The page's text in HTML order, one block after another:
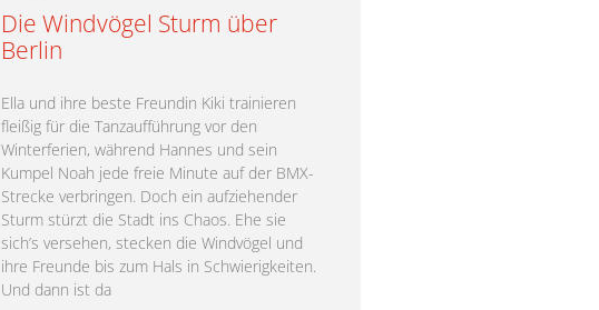
Die Windvögel Sturm über
Berlin
Ella und ihre beste Freundin Kiki trainieren
fleißig für die Tanzaufführung vor den
Winterferien, während Hannes und sein
Kumpel Noah jede freie Minute auf der BMX-
Strecke verbringen. Doch ein aufziehender
Sturm stürzt die Stadt ins Chaos. Ehe sie
sich’s versehen, stecken die Windvögel und
ihre Freunde bis zum Hals in Schwierigkeiten.
Und dann ist da